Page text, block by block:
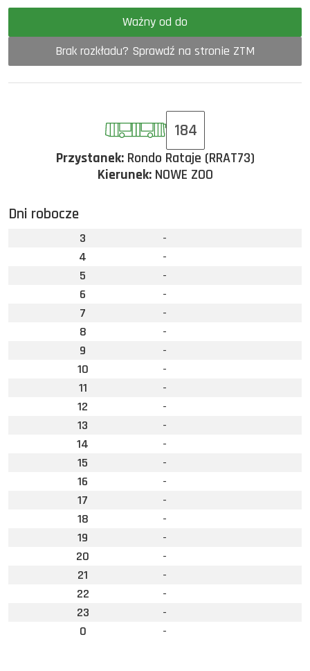
Ważny od do
Brak rozkładu? Sprawdź na stronie ZTM
184
Przystanek:Rondo Rataje (RRAT73)
Kierunek:NOWE ZOO
Dni robocze
3
-
4
-
5
-
6
-
7
-
8
-
9
-
10
-
11
-
12
-
13
-
14
-
15
-
16
-
17
-
18
-
19
-
20
-
21
-
22
-
23
-
0
-